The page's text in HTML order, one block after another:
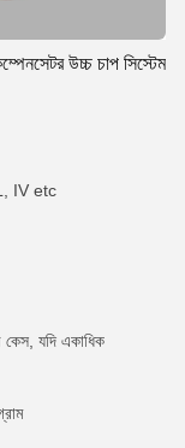
উচ্চ চাপ সিস্টেম
IV etc
কেস, যদি একাধিক